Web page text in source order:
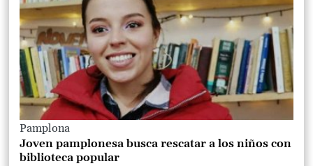
Pamplona
Joven pamplonesa busca rescatar a los niños con
biblioteca popular